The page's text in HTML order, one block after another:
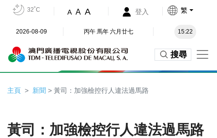
32˚C A A A 登入 繁
2026-08-09 丙午 馬年 六月廿七 15:22
搜尋
主頁 新聞 > 黃司：加強檢控行人違法過馬路
黃司：加強檢控行人違法過馬路